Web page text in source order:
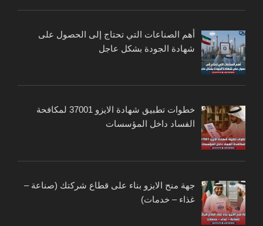
أهم الصناعات التي تحتاج إلى الحصول على
شهادة الجودة بشكل عاجل
خطوات تطبيق شهادة الايزو 37001 لمكافحة
الفساد داخل المؤسسات
جهة منح الايزو بناء على قطاع شركتك (صناعة –
غذاء – خدمات)